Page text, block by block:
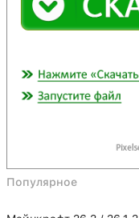
Популярное